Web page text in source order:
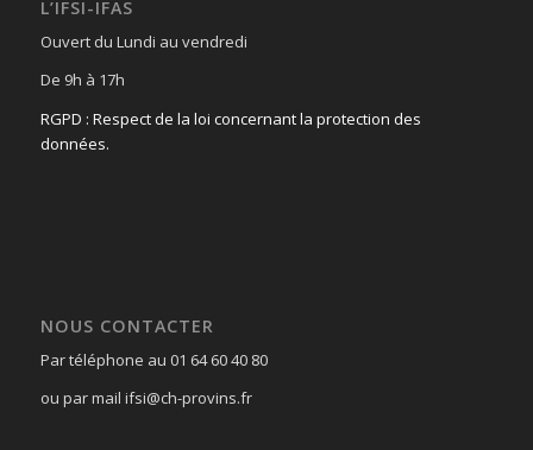
L’IFSI-IFAS
Ouvert du Lundi au vendredi
De 9h à 17h
RGPD : Respect de la loi concernant la protection des
données.
NOUS CONTACTER
Par téléphone au 01 64 60 40 80
ou par mail ifsi@ch-provins.fr